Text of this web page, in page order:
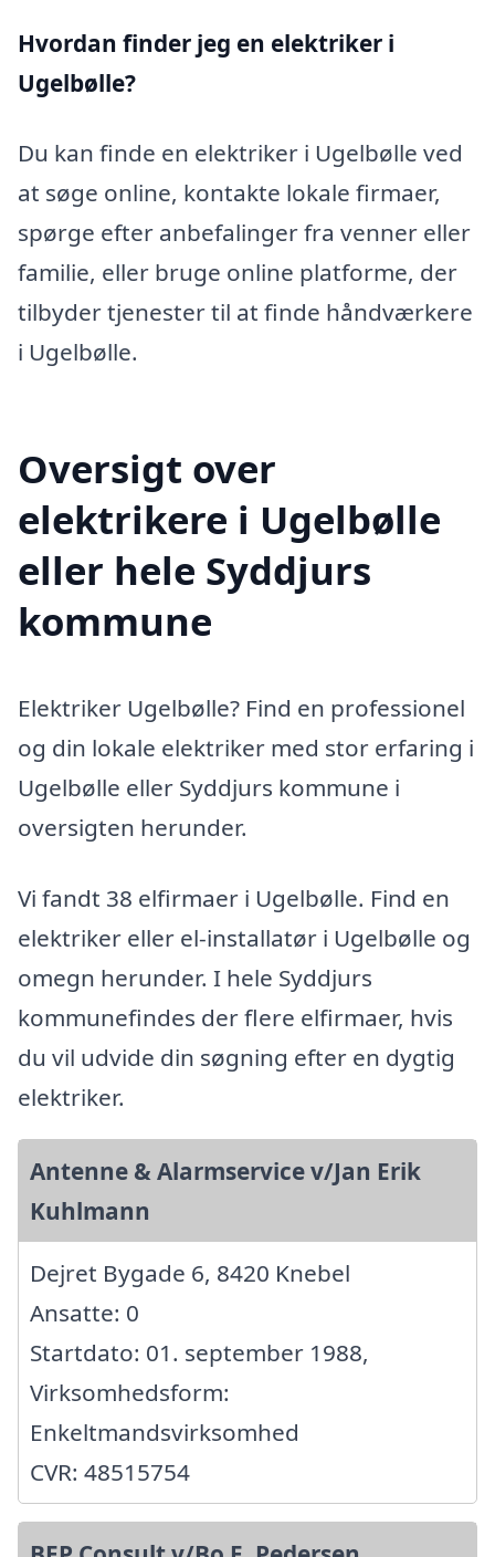
Hvordan finder jeg en elektriker i
Ugelbølle?
Du kan finde en elektriker i Ugelbølle ved
at søge online, kontakte lokale firmaer,
spørge efter anbefalinger fra venner eller
familie, eller bruge online platforme, der
tilbyder tjenester til at finde håndværkere
i Ugelbølle.
Oversigt over
elektrikere i Ugelbølle
eller hele Syddjurs
kommune
Elektriker Ugelbølle? Find en professionel
og din lokale elektriker med stor erfaring i
Ugelbølle eller Syddjurs kommune i
oversigten herunder.
Vi fandt 38 elfirmaer i Ugelbølle. Find en
elektriker eller el-installatør i Ugelbølle og
omegn herunder. I hele Syddjurs
kommunefindes der flere elfirmaer, hvis
du vil udvide din søgning efter en dygtig
elektriker.
Antenne & Alarmservice v/Jan Erik
Kuhlmann
Dejret Bygade 6, 8420 Knebel
Ansatte: 0
Startdato: 01. september 1988,
Virksomhedsform:
Enkeltmandsvirksomhed
CVR: 48515754